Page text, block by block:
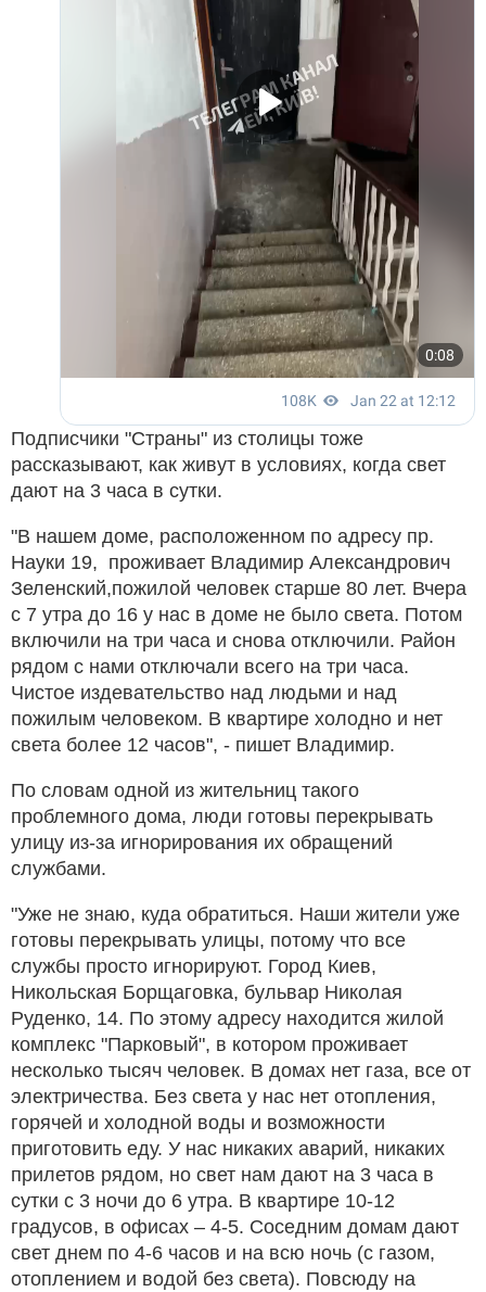
Подписчики "Страны" из столицы тоже
рассказывают, как живут в условиях, когда свет
дают на 3 часа в сутки.
"В нашем доме, расположенном по адресу пр.
Науки 19, проживает Владимир Александрович
Зеленский,пожилой человек старше 80 лет. Вчера
с 7 утра до 16 у нас в доме не было света. Потом
включили на три часа и снова отключили. Район
рядом с нами отключали всего на три часа.
Чистое издевательство над людьми и над
пожилым человеком. В квартире холодно и нет
света более 12 часов", - пишет Владимир.
По словам одной из жительниц такого
проблемного дома, люди готовы перекрывать
улицу из-за игнорирования их обращений
службами.
"Уже не знаю, куда обратиться. Наши жители уже
готовы перекрывать улицы, потому что все
службы просто игнорируют. Город Киев,
Никольская Борщаговка, бульвар Николая
Руденко, 14. По этому адресу находится жилой
комплекс "Парковый", в котором проживает
несколько тысяч человек. В домах нет газа, все от
электричества. Без света у нас нет отопления,
горячей и холодной воды и возможности
приготовить еду. У нас никаких аварий, никаких
прилетов рядом, но свет нам дают на 3 часа в
сутки с 3 ночи до 6 утра. В квартире 10-12
градусов, в офисах – 4-5. Соседним домам дают
свет днем ​​по 4-6 часов и на всю ночь (с газом,
отоплением и водой без света). Повсюду на